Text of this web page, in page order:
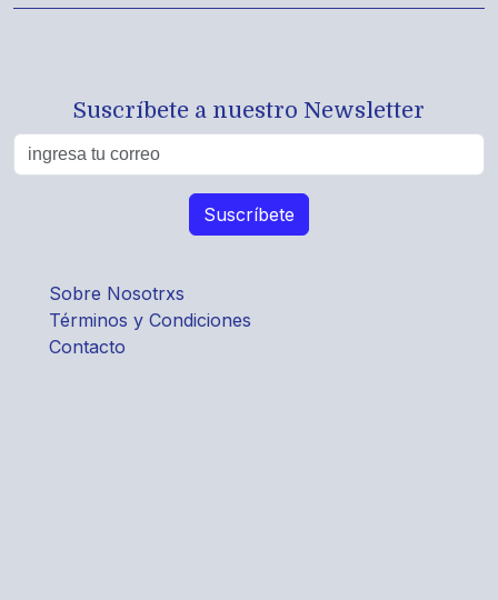
Suscríbete a nuestro Newsletter
Sobre Nosotrxs
Términos y Condiciones
Contacto